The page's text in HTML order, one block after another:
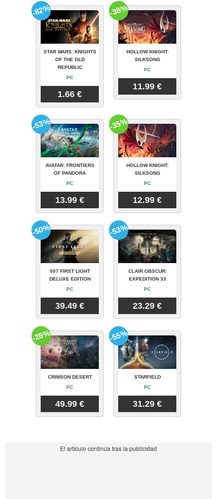
STAR WARS: KNIGHTS
OF THE OLD
REPUBLIC
PC
1.66 €
-82%
HOLLOW KNIGHT:
SILKSONG
PC
11.99 €
-38%
AVATAR: FRONTIERS
OF PANDORA
PC
13.99 €
-53%
HOLLOW KNIGHT:
SILKSONG
PC
12.99 €
-35%
007 FIRST LIGHT
DELUXE EDITION
PC
39.49 €
-50%
CLAIR OBSCUR:
EXPEDITION 33
PC
23.29 €
-53%
CRIMSON DESERT
PC
49.99 €
-28%
STARFIELD
PC
31.29 €
-55%